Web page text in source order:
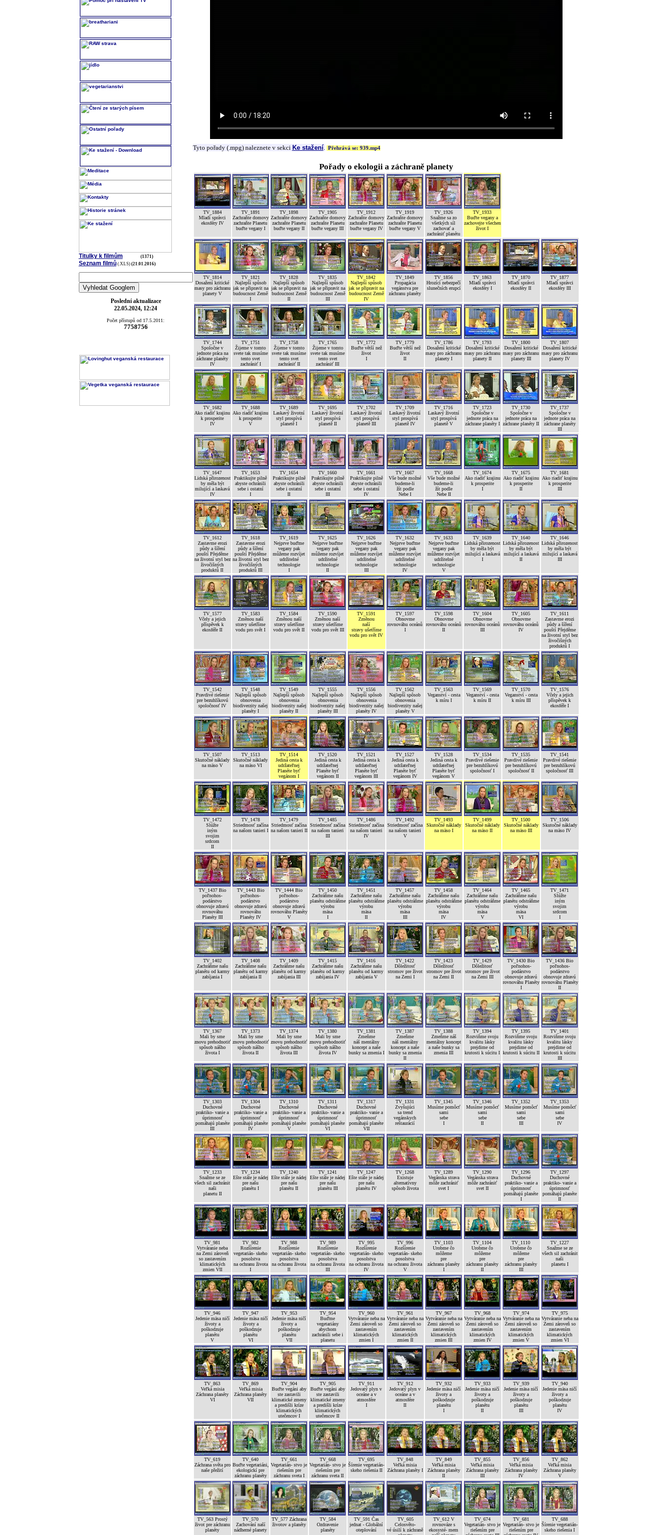
Titulky k filmům (1371)
Seznam filmů (.XLS) (21.01.2016)
Poslední aktualizace
22.05.2024, 12:24
Počet přístupů od 17.5.2011:
7758756
Tyto pořady (.mpg) naleznete v sekci Ke stažení. Přehrává se: 939.mp4
Pořady o ekologii a záchraně planety
TV_1884
Mladí správci
ekosféry IV
TV_1891
Zachraňte domovy
zachraňte Planetu
buďte vegany I
TV_1898
Zachraňte domovy
zachraňte Planetu
buďte vegany II
TV_1905
Zachraňte domovy
zachraňte Planetu
buďte vegany III
TV_1912
Zachraňte domovy
zachraňte Planetu
buďte vegany IV
TV_1919
Zachraňte domovy
zachraňte Planetu
buďte vegany V
TV_1926
Snažme sa zo
všetkých síl
zachovať a
zachrániť planétu
TV_1933
Buďte vegany a
zachovejte všechen
život I
TV_1814
Dosažení kritické
masy pro záchranu
planety V
TV_1821
Najlepší spůsob
jak se připravit na
budoucnost Země
I
TV_1828
Najlepší spůsob
jak se připravit na
budoucnost Země
II
TV_1835
Najlepší spůsob
jak se připravit na
budoucnost Země
III
TV_1842
Najlepší spůsob
jak se připravit na
budoucnost Země
IV
TV_1849
Propagácia
vegánstva pre
záchranu planéty
TV_1856
Hrozící nebezpečí
slunečních erupcí
TV_1863
Mladí správci
ekosféry I
TV_1870
Mladí správci
ekosféry II
TV_1877
Mladí správci
ekosféry III
TV_1744
Spoločne v
jednote práca na
záchrane planéty
IV
TV_1751
Žijeme v tomto
svete tak musíme
tento svet
zachrániť I
TV_1758
Žijeme v tomto
svete tak musíme
tento svet
zachrániť II
TV_1765
Žijeme v tomto
svete tak musíme
tento svet
zachrániť III
TV_1772
Buďte větší než
život
I
TV_1779
Buďte větší než
život
II
TV_1786
Dosažení kritické
masy pro záchranu
planety I
TV_1793
Dosažení kritické
masy pro záchranu
planety II
TV_1800
Dosažení kritické
masy pro záchranu
planety III
TV_1807
Dosažení kritické
masy pro záchranu
planety IV
TV_1682
Ako riadiť krajinu
k prosperite
IV
TV_1688
Ako riadiť krajinu
k prosperite
V
TV_1689
Laskavý životní
styl prospívá
planetě I
TV_1695
Laskavý životní
styl prospívá
planetě II
TV_1702
Laskavý životní
styl prospívá
planetě III
TV_1709
Laskavý životní
styl prospívá
planetě IV
TV_1716
Laskavý životní
styl prospívá
planetě V
TV_1723
Spoločne v
jednote práca na
záchrane planéty I
TV_1730
Spoločne v
jednote práca na
záchrane planéty II
TV_1737
Spoločne v
jednote práca na
záchrane planéty
III
TV_1647
Lidská přirozenost
by měla být
milující a laskavá
IV
TV_1653
Praktikujte pilně
abyste ochránili
sebe i ostatní
I
TV_1654
Praktikujte pilně
abyste ochránili
sebe i ostatní
II
TV_1660
Praktikujte pilně
abyste ochránili
sebe i ostatní
III
TV_1661
Praktikujte pilně
abyste ochránili
sebe i ostatní
IV
TV_1667
Vše bude možné
budeme-li
žít podle
Nebe I
TV_1668
Vše bude možné
budeme-li
žít podle
Nebe II
TV_1674
Ako riadiť krajinu
k prosperite
I
TV_1675
Ako riadiť krajinu
k prosperite
II
TV_1681
Ako riadiť krajinu
k prosperite
III
TV_1612
Zastavme erozi
půdy a šíření
pouští Přejděme
na životní styl bez
živočišných
produktů II
TV_1618
Zastavme erozi
půdy a šíření
pouští Přejděme
na životní styl bez
živočišných
produktů III
TV_1619
Nejprve buďme
vegany pak
můžeme rozvíjet
udržitelné
technologie
I
TV_1625
Nejprve buďme
vegany pak
můžeme rozvíjet
udržitelné
technologie
II
TV_1626
Nejprve buďme
vegany pak
můžeme rozvíjet
udržitelné
technologie
III
TV_1632
Nejprve buďme
vegany pak
můžeme rozvíjet
udržitelné
technologie
IV
TV_1633
Nejprve buďme
vegany pak
můžeme rozvíjet
udržitelné
technologie
V
TV_1639
Lidská přirozenost
by měla být
milující a laskavá
I
TV_1640
Lidská přirozenost
by měla být
milující a laskavá
II
TV_1646
Lidská přirozenost
by měla být
milující a laskavá
III
TV_1577
Včely a jejich
příspěvek k
ekosféře II
TV_1583
Změnou naší
stravy ušetříme
vodu pro svět I
TV_1584
Změnou naší
stravy ušetříme
vodu pro svět II
TV_1590
Změnou naší
stravy ušetříme
vodu pro svět III
TV_1591
Změnou
naší
stravy ušetříme
vodu pro svět IV
TV_1597
Obnovme
rovnováhu oceánů
I
TV_1598
Obnovme
rovnováhu oceánů
II
TV_1604
Obnovme
rovnováhu oceánů
III
TV_1605
Obnovme
rovnováhu oceánů
IV
TV_1611
Zastavme erozi
půdy a šíření
pouští Přejděme
na životní styl bez
živočišných
produktů I
TV_1542
Pravdivé riešenie
pre bezuhlíkovú
spoločnosť IV
TV_1548
Najlepší spôsob
obnovenia
biodiverzity našej
planéty I
TV_1549
Najlepší spôsob
obnovenia
biodiverzity našej
planéty II
TV_1555
Najlepší spôsob
obnovenia
biodiverzity našej
planéty III
TV_1556
Najlepší spôsob
obnovenia
biodiverzity našej
planéty IV
TV_1562
Najlepší spôsob
obnovenia
biodiverzity našej
planéty V
TV_1563
Veganství - cesta
k míru I
TV_1569
Veganství - cesta
k míru II
TV_1570
Veganství - cesta
k míru III
TV_1576
Včely a jejich
příspěvek k
ekosféře I
TV_1507
Skutočné náklady
na mäso V
TV_1513
Skutočné náklady
na mäso VI
TV_1514
Jediná cesta k
udržateľnej
Planéte byť
vegánom I
TV_1520
Jediná cesta k
udržateľnej
Planéte byť
vegánom II
TV_1521
Jediná cesta k
udržateľnej
Planéte byť
vegánom III
TV_1527
Jediná cesta k
udržateľnej
Planéte byť
vegánom IV
TV_1528
Jediná cesta k
udržateľnej
Planéte byť
vegánom V
TV_1534
Pravdivé riešenie
pre bezuhlíkovú
spoločnosť I
TV_1535
Pravdivé riešenie
pre bezuhlíkovú
spoločnosť II
TV_1541
Pravdivé riešenie
pre bezuhlíkovú
spoločnosť III
TV_1472
Slúžte
iným
svojim
srdcom
II
TV_1478
Striedmosť začína
na našom tanieri I
TV_1479
Striedmosť začína
na našom tanieri II
TV_1485
Striedmosť začína
na našom tanieri
III
TV_1486
Striedmosť začína
na našom tanieri
IV
TV_1492
Striedmosť začína
na našom tanieri
V
TV_1493
Skutočné náklady
na mäso I
TV_1499
Skutočné náklady
na mäso II
TV_1500
Skutočné náklady
na mäso III
TV_1506
Skutočné náklady
na mäso IV
TV_1437 Bio
poľnohos-
podárstvo
obnovuje zdravú
rovnováhu
Planéty III
TV_1443 Bio
poľnohos-
podárstvo
obnovuje zdravú
rovnováhu
Planéty IV
TV_1444 Bio
poľnohos-
podárstvo
obnovuje zdravú
rovnováhu Planéty
V
TV_1450
Zachráňme našu
planétu odstráňme
výrobu
mäsa
I
TV_1451
Zachráňme našu
planétu odstráňme
výrobu
mäsa
II
TV_1457
Zachráňme našu
planétu odstráňme
výrobu
mäsa
III
TV_1458
Zachráňme našu
planétu odstráňme
výrobu
mäsa
IV
TV_1464
Zachráňme našu
planétu odstráňme
výrobu
mäsa
V
TV_1465
Zachráňme našu
planétu odstráňme
výrobu
mäsa
VI
TV_1471
Slúžte
iným
svojim
srdcom
I
TV_1402
Zachráňme našu
planétu od karmy
zabíjania I
TV_1408
Zachráňme našu
planétu od karmy
zabíjania II
TV_1409
Zachráňme našu
planétu od karmy
zabíjania III
TV_1415
Zachráňme našu
planétu od karmy
zabíjania IV
TV_1416
Zachráňme našu
planétu od karmy
zabíjania V
TV_1422
Dôležitosť
stromov pre život
na Zemi I
TV_1423
Dôležitosť
stromov pre život
na Zemi II
TV_1429
Dôležitosť
stromov pre život
na Zemi III
TV_1430 Bio
poľnohos-
podárstvo
obnovuje zdravú
rovnováhu Planéty
I
TV_1436 Bio
poľnohos-
podárstvo
obnovuje zdravú
rovnováhu Planéty
II
TV_1367
Mali by sme
znovu prehodnotiť
spôsob nášho
života I
TV_1373
Mali by sme
znovu prehodnotiť
spôsob nášho
života II
TV_1374
Mali by sme
znovu prehodnotiť
spôsob nášho
života III
TV_1380
Mali by sme
znovu prehodnotiť
spôsob nášho
života IV
TV_1381
Zmeňme
náš mentálny
koncept a naše
bunky sa zmenia I
TV_1387
Zmeňme
náš mentálny
koncept a naše
bunky sa zmenia
II
TV_1388
Zmeňme náš
mentálny koncept
a naše bunky sa
zmenia III
TV_1394
Rozviňme svoju
kvalitu lásky
prejdime od
krutosti k súcitu I
TV_1395
Rozviňme svoju
kvalitu lásky
prejdime od
krutosti k súcitu II
TV_1401
Rozviňme svoju
kvalitu lásky
prejdime od
krutosti k súcitu
III
TV_1303
Duchovné
praktiko- vanie a
úprimnosť
pomáhajú planéte
III
TV_1304
Duchovné
praktiko- vanie a
úprimnosť
pomáhajú planéte
IV
TV_1310
Duchovné
praktiko- vanie a
úprimnosť
pomáhajú planéte
V
TV_1311
Duchovné
praktiko- vanie a
úprimnosť
pomáhajú planéte
VI
TV_1317
Duchovné
praktiko- vanie a
úprimnosť
pomáhajú planéte
VII
TV_1331
Zvyšujúci
sa trend
vegánskych
reštaurácií
TV_1345
Musíme pomôcť
sami
sebe
I
TV_1346
Musíme pomôcť
sami
sebe
II
TV_1352
Musíme pomôcť
sami
sebe
III
TV_1353
Musíme pomôcť
sami
sebe
IV
TV_1233
Snažme se ze
všech sil zachránit
naši
planetu II
TV_1234
Ešte stále je nádej
pre našu
planétu I
TV_1240
Ešte stále je nádej
pre našu
planétu II
TV_1241
Ešte stále je nádej
pre našu
planétu III
TV_1247
Ešte stále je nádej
pre našu
planétu IV
TV_1268
Existuje
alternatívny
spôsob života
TV_1289
Vegánska strava
môže zachrániť
svet I
TV_1290
Vegánska strava
môže zachrániť
svet II
TV_1296
Duchovné
praktiko- vanie a
úprimnosť
pomáhajú planéte
I
TV_1297
Duchovné
praktiko- vanie a
úprimnosť
pomáhajú planéte
II
TV_981
Vytváranie neba
na Zemi zároveň
so zastavením
klimatických
zmien VII
TV_982
Rozšírenie
vegetarián- skeho
posolstva
na ochranu života
I
TV_988
Rozšírenie
vegetarián- skeho
posolstva
na ochranu života
II
TV_989
Rozšírenie
vegetarián- skeho
posolstva
na ochranu života
III
TV_995
Rozšírenie
vegetarián- skeho
posolstva
na ochranu života
IV
TV_996
Rozšírenie
vegetarián- skeho
posolstva
na ochranu života
V
TV_1103
Urobme čo
môžeme
pre
záchranu planéty
I
TV_1104
Urobme čo
môžeme
pre
záchranu planéty
II
TV_1110
Urobme čo
môžeme
pre
záchranu planéty
III
TV_1227
Snažme se ze
všech sil zachránit
naši
planetu I
TV_946
Jedenie mäsa ničí
životy a
poškodzuje
planétu
V
TV_947
Jedenie mäsa ničí
životy a
poškodzuje
planétu
VI
TV_953
Jedenie mäsa ničí
životy a
poškodzuje
planétu
VII
TV_954
Buďme
vegetariány
abychom
zachránili sebe i
planetu
TV_960
Vytváranie neba na
Zemi zároveň so
zastavením
klimatických
zmien I
TV_961
Vytváranie neba na
Zemi zároveň so
zastavením
klimatických
zmien II
TV_967
Vytváranie neba na
Zemi zároveň so
zastavením
klimatických
zmien III
TV_968
Vytváranie neba na
Zemi zároveň so
zastavením
klimatických
zmien IV
TV_974
Vytváranie neba na
Zemi zároveň so
zastavením
klimatických
zmien V
TV_975
Vytváranie neba na
Zemi zároveň so
zastavením
klimatických
zmien VI
TV_863
Veľká misia
Záchrana planéty
VI
TV_869
Veľká misia
Záchrana planéty
VII
TV_904
Buďte vegáni aby
ste zastavili
klimatické zmeny
a predišli kríze
klimatických
utečencov I
TV_905
Buďte vegáni aby
ste zastavili
klimatické zmeny
a predišli kríze
klimatických
utečencov II
TV_911
Jedovatý plyn v
oceáne a v
atmosfére
I
TV_912
Jedovatý plyn v
oceáne a v
atmosfére
II
TV_932
Jedenie mäsa ničí
životy a
poškodzuje
planétu
I
TV_933
Jedenie mäsa ničí
životy a
poškodzuje
planétu
II
TV_939
Jedenie mäsa ničí
životy a
poškodzuje
planétu
III
TV_940
Jedenie mäsa ničí
životy a
poškodzuje
planétu
IV
TV_619
Záchrana světa pro
naše přežití
TV_640
Buďte vegetariáni,
ekologickí pre
záchranu planéty
TV_661
Vegetarián- stvo je
riešením pre
záchranu sveta I
TV_668
Vegetarián- stvo je
riešením pre
záchranu sveta II
TV_695
Šírenie vegetarián-
skeho riešenia II
TV_848
Veľká misia
Záchrana planéty I
TV_849
Veľká misia
Záchrana planéty
II
TV_855
Veľká misia
Záchrana planéty
III
TV_856
Veľká misia
Záchrana planéty
IV
TV_862
Veľká misia
Záchrana planéty
V
TV_563 Prostý
život pre záchranu
planéty
TV_570
Zachování naší
nádherné planety
TV_577 Záchrana
životov a planéty
TV_584
Ozdravenie
planéty
TV_591 Čas
jednat - Globální
oteplování
TV_605
Celosvěto-
vé úsilí k záchraně
TV_612 V
rovnováze s
ekosysté- mem
TV_674
Vegetarián- stvo je
riešením pre
TV_681
Vegetarián- stvo je
riešením pre
TV_688
Šírenie vegetarián-
skeho riešenia I